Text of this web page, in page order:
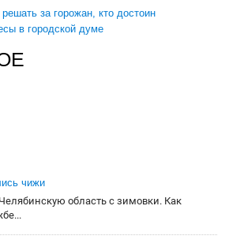
за горожан, кто достоин
в городской думе
чижи
область с зимовки. Как